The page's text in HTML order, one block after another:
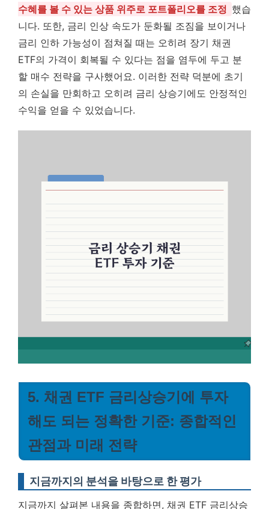
수혜를 볼 수 있는 상품 위주로 포트폴리오를 조정 했습
니다. 또한, 금리 인상 속도가 둔화될 조짐을 보이거나
금리 인하 가능성이 점쳐질 때는 오히려 장기 채권
ETF의 가격이 회복될 수 있다는 점을 염두에 두고 분
할 매수 전략을 구사했어요. 이러한 전략 덕분에 초기
의 손실을 만회하고 오히려 금리 상승기에도 안정적인
수익을 얻을 수 있었습니다.
5. 채권 ETF 금리상승기에 투자
해도 되는 정확한 기준: 종합적인
관점과 미래 전략
지금까지의 분석을 바탕으로 한 평가
지금까지 살펴본 내용을 종합하면, 채권 ETF 금리상승